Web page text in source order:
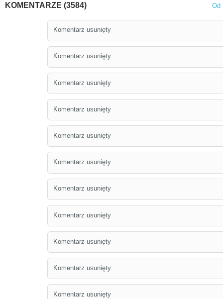
KOMENTARZE (3584) Od
Komentarz usunięty
Komentarz usunięty
Komentarz usunięty
Komentarz usunięty
Komentarz usunięty
Komentarz usunięty
Komentarz usunięty
Komentarz usunięty
Komentarz usunięty
Komentarz usunięty
Komentarz usunięty